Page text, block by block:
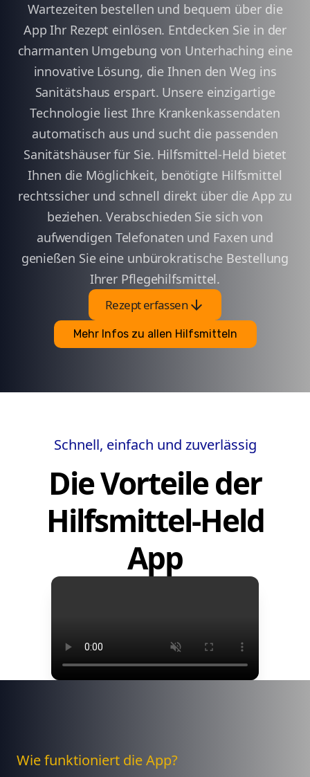
Wartezeiten bestellen und bequem über die
App Ihr Rezept einlösen. Entdecken Sie in der
charmanten Umgebung von Unterhaching eine
innovative Lösung, die Ihnen den Weg ins
Sanitätshaus erspart. Unsere einzigartige
Technologie liest Ihre Krankenkassendaten
automatisch aus und sucht die passenden
Sanitätshäuser für Sie. Hilfsmittel-Held bietet
Ihnen die Möglichkeit, benötigte Hilfsmittel
rechtssicher und schnell direkt über die App zu
beziehen. Verabschieden Sie sich von
aufwendigen Telefonaten und Faxen und
genießen Sie eine unbürokratische Bestellung
Ihrer Pflegehilfsmittel.
Rezept erfassenarrow_downward
Mehr Infos zu allen Hilfsmitteln
Schnell, einfach und zuverlässig
Die Vorteile der
Hilfsmittel-Held
App
Wie funktioniert die App?